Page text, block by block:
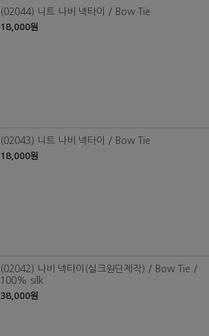
(02044) 니트 나비 넥타이 / Bow Tie
18,000원
(02043) 니트 나비 넥타이 / Bow Tie
18,000원
(02042) 나비 넥타이(실크원단제작) / Bow Tie /
100% silk
38,000원